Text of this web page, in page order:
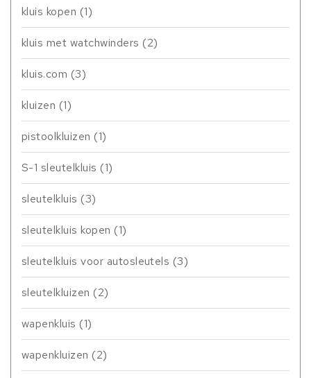
kluis kopen (1)
kluis met watchwinders (2)
kluis.com (3)
kluizen (1)
pistoolkluizen (1)
S-1 sleutelkluis (1)
sleutelkluis (3)
sleutelkluis kopen (1)
sleutelkluis voor autosleutels (3)
sleutelkluizen (2)
wapenkluis (1)
wapenkluizen (2)